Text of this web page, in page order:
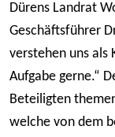
Dürens Landrat
Geschäftsführer
verstehen uns als
Aufgabe gerne.“
Beteiligten
welche von dem